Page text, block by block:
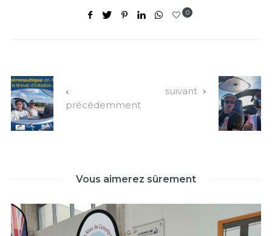
0
précédemment
suivant
Vous aimerez sûrement